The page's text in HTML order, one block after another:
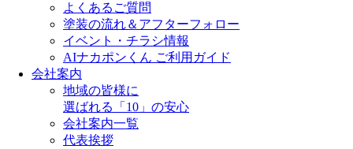
よくあるご質問
塗装の流れ＆アフターフォロー
イベント・チラシ情報
AIナカポンくん ご利用ガイド
会社案内
地域の皆様に
選ばれる「10」の安心
会社案内一覧
代表挨拶